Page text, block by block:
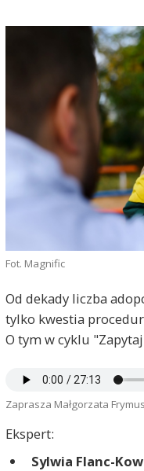
Fot. Magnific
Od dekady liczba
tylko kwestia
O tym w cyklu
Zaprasza Małgorzata Frymus
Ekspert:
Sylwia Flanc-